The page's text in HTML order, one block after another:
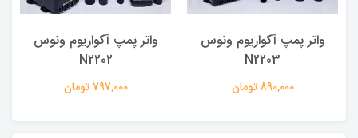
واتر پمپ آکواریوم ونوس
N2203
890,000 تومان
واتر پمپ آکواریوم ونوس
N2202
797,000 تومان